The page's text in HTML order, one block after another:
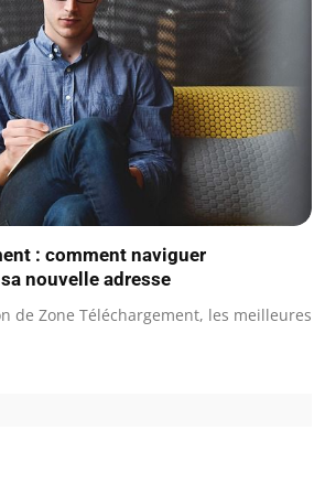
: comment naviguer
nouvelle adresse
de Zone Téléchargement, les meilleures